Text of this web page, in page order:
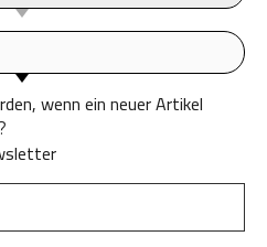
wenn ein neuer Artikel